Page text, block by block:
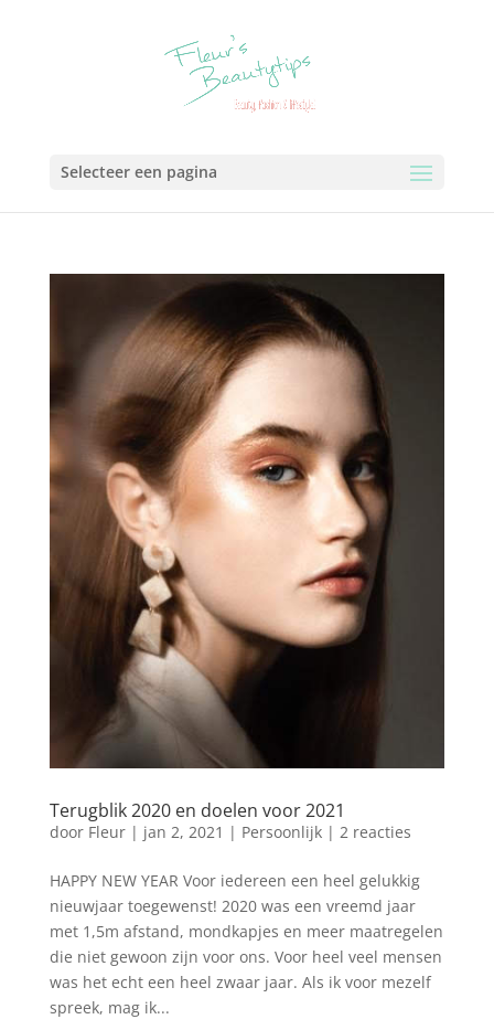
Selecteer een pagina
Terugblik 2020 en doelen voor 2021
door Fleur| jan 2, 2021 | Persoonlijk| 2 reacties
HAPPY NEW YEAR Voor iedereen een heel gelukkig
nieuwjaar toegewenst! 2020 was een vreemd jaar
met 1,5m afstand, mondkapjes en meer maatregelen
die niet gewoon zijn voor ons. Voor heel veel mensen
was het echt een heel zwaar jaar. Als ik voor mezelf
spreek, mag ik...